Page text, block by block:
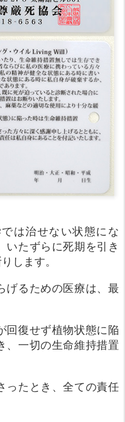
は治せない状態にな
いたずらに死期を引き
します。
げるための医療は、最
回復せず植物状態に陥
、一切の生命維持措置
ったとき、全ての責任